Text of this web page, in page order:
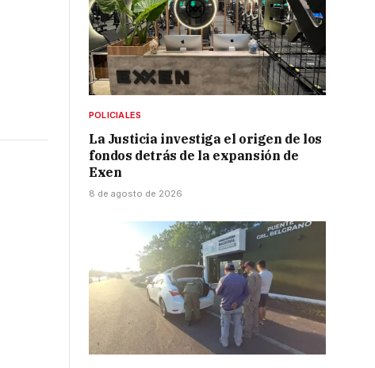
POLICIALES
La Justicia investiga el origen de los
fondos detrás de la expansión de
Exen
8 de agosto de 2026